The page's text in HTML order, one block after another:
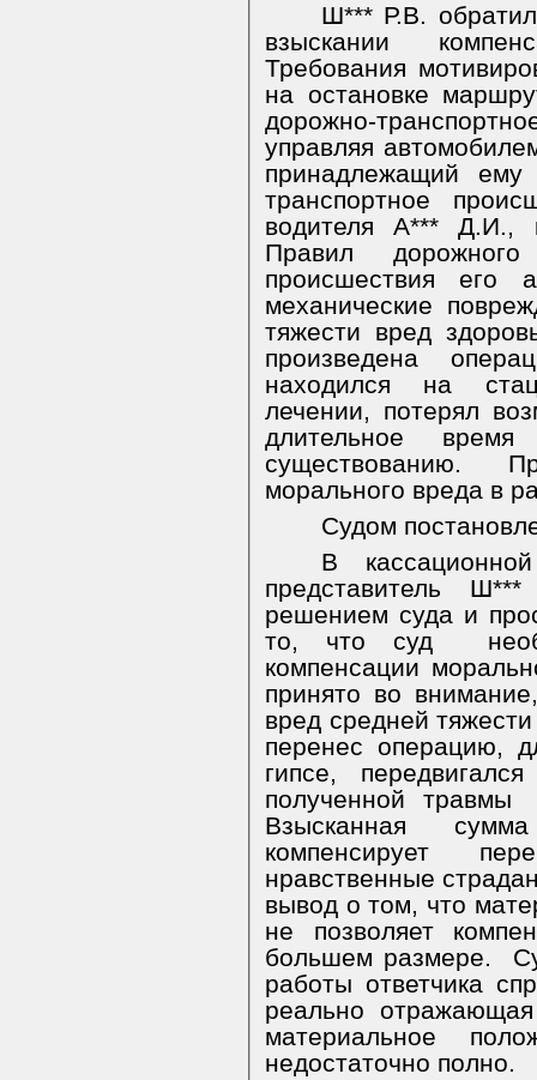
Ш*** Р.В.
взыскании
Требования
на остановке
дорожно-
управляя
принадлежащий ему
транспортное
водителя А*** Д.И.,
Правил
происшествия его
механические
тяжести вред
произведена
находился на
лечении, потерял
длительное
существованию.
морального вреда в
Судом
В
представитель
решением суда и
то, что суд
компенсации
принято во
вред средней
перенес операцию,
гипсе,
полученной травмы
Взысканная
компенсирует
нравственные
вывод о том, что
не позволяет
большем размере.
работы ответчика
реально
материальное
недостаточно полно.